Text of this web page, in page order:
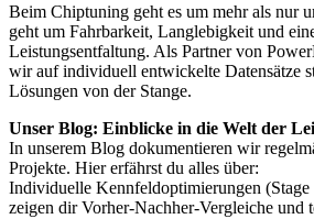
Beim Chiptuning geht es um mehr als nur
geht um Fahrbarkeit, Langlebigkeit und
Leistungsentfaltung. Als Partner von
wir auf individuell entwickelte Datensätze
Lösungen von der Stange.
Unser Blog: Einblicke in die Welt der
In unserem Blog dokumentieren wir
Projekte. Hier erfährst du alles über:
Individuelle Kennfeldoptimierungen
zeigen dir Vorher-Nachher-Vergleiche und